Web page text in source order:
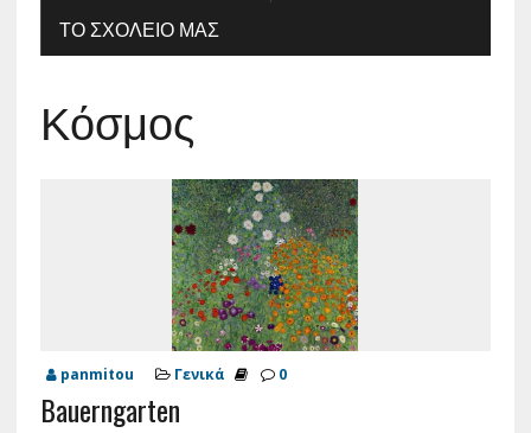
ΤΟ ΣΧΟΛΕΙΟ ΜΑΣ
Κόσμος
panmitou Γενικά 0
Bauerngarten